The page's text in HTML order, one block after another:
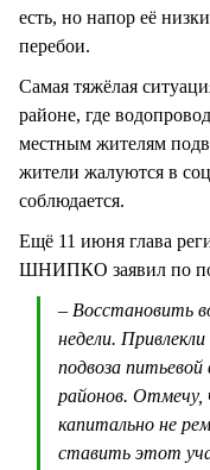
есть, но напор её
перебои.
Самая тяжёлая
районе, где
местным жителям
жители жалуются в
соблюдается.
Ещё 11 июня глава
ШНИПКО заявил по
– Восстановить
недели.
подвоза
районов. Отмечу,
капитально не
ставить этот